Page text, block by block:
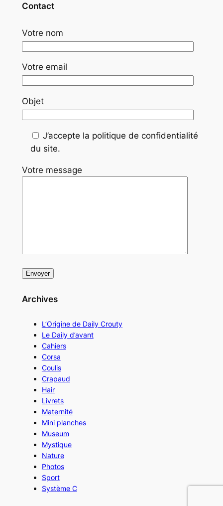
Contact
Votre nom
Votre email
Objet
J’accepte la politique de confidentialité
du site.
Votre message
Archives
L’Origine de Daily Crouty
Le Daily d’avant
Cahiers
Corsa
Coulis
Crapaud
Hair
Livrets
Maternité
Mini planches
Museum
Mystique
Nature
Photos
Sport
Système C